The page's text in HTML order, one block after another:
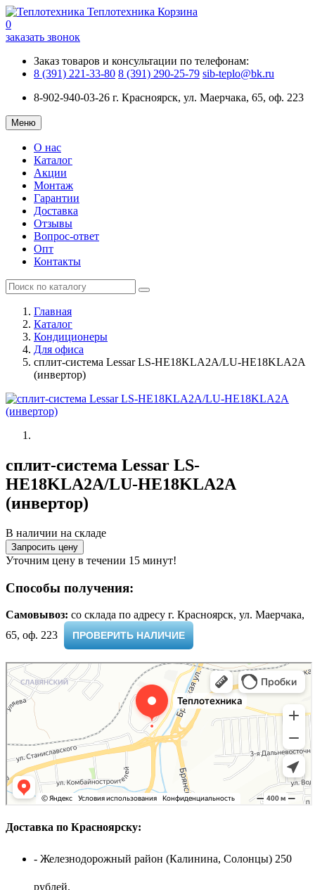
Теплотехника Корзина
0
заказать звонок
Заказ товаров и консультации по телефонам:
8 (391) 221-33-80 8 (391) 290-25-79 sib-teplo@bk.ru
8-902-940-03-26 г. Красноярск, ул. Маерчака, 65, оф. 223
Меню
О нас
Каталог
Акции
Монтаж
Гарантии
Доставка
Отзывы
Вопрос-ответ
Опт
Контакты
Главная
Каталог
Кондиционеры
Для офиса
сплит-система Lessar LS-HE18KLA2A/LU-HE18KLA2A
(инвертор)
сплит-система Lessar LS-
HE18KLA2A/LU-HE18KLA2A
(инвертор)
В наличии на складе
Запросить цену
Уточним цену в течении 15 минут!
Способы получения:
Самовывоз: cо склада по адресу г. Красноярск, ул. Маерчака,
65, оф. 223 ​
ПРОВЕРИТЬ НАЛИЧИЕ
Доставка по Красноярску:
- Железнодорожный район (Калинина, Солонцы) 250
рублей.